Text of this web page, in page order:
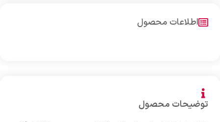
توضیحات محصول
اطلاعات محصول